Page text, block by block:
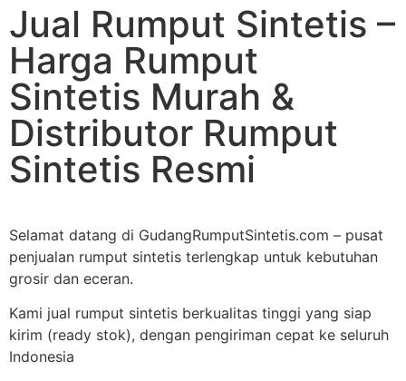
Jual Rumput Sintetis –
Harga Rumput
Sintetis Murah &
Distributor Rumput
Sintetis Resmi
Selamat datang di GudangRumputSintetis.com – pusat
penjualan rumput sintetis terlengkap untuk kebutuhan
grosir dan eceran.
Kami jual rumput sintetis berkualitas tinggi yang siap
kirim (ready stok), dengan pengiriman cepat ke seluruh
Indonesia